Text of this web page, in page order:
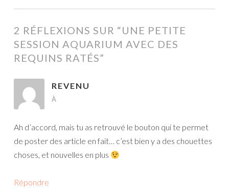
ARTICLES
2 RÉFLEXIONS SUR “UNE PETITE
SESSION AQUARIUM AVEC DES
REQUINS RATÉS”
REVENU
À
Ah d’accord, mais tu as retrouvé le bouton qui te permet
de poster des article en fait… c’est bien y a des chouettes
choses, et nouvelles en plus
Répondre